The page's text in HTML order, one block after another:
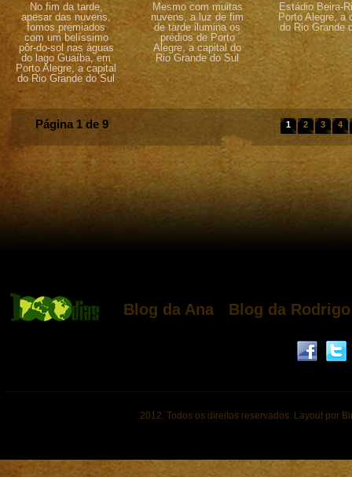
No fim da tarde,
apesar das nuvens,
fomos premiados
com um belíssimo
pôr-do-sol nas águas
do lago Guaíba, em
Porto Alegre, a capital
do Rio Grande do Sul
Mesmo com muitas
nuvens, a luz de fim
de tarde ilumina os
prédios de Porto
Alegre, a capital do
Rio Grande do Sul
Estádio Beira-
Porto Alegre, a
do Rio Grande
1 2 3 4
Página 1 de 9
Blog da Ana Blog da Rodrigo
2012. Todos os direitos reservados. Layout por